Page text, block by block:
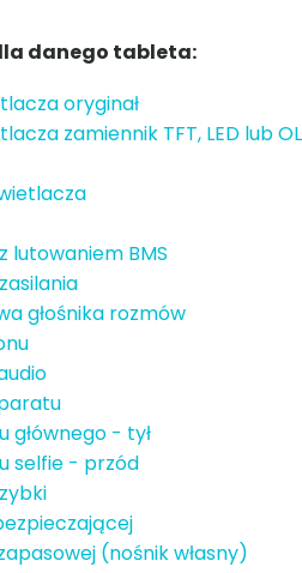
danego tableta:
oryginał
zamiennik TFT, LED lub
lutowaniem BMS
głośnika rozmów
głównego - tył
selfie - przód
(nośnik własny)